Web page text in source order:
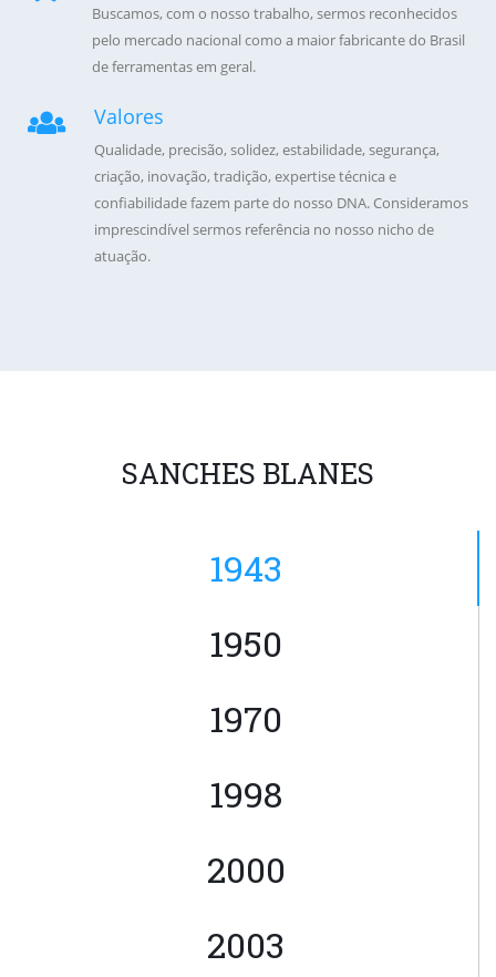
Buscamos, com o nosso trabalho, sermos reconhecidos
pelo mercado nacional como a maior fabricante do Brasil
de ferramentas em geral.
Valores
Qualidade, precisão, solidez, estabilidade, segurança,
criação, inovação, tradição, expertise técnica e
confiabilidade fazem parte do nosso DNA. Consideramos
imprescindível sermos referência no nosso nicho de
atuação.
SANCHES BLANES
1943
1950
1970
1998
2000
2003